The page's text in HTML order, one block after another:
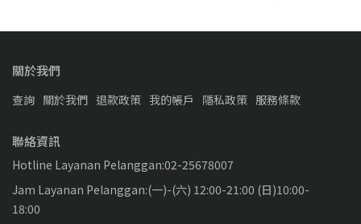
關於我們
查詢 關於我們 退款政策 我的帳戶 隱私政策 服務條款
聯絡資訊
Hotline Layanan Pelanggan:02-25678007
Jam Layanan Pelanggan:(一)-(六) 12:00-21:00 (日)10:00-
18:00